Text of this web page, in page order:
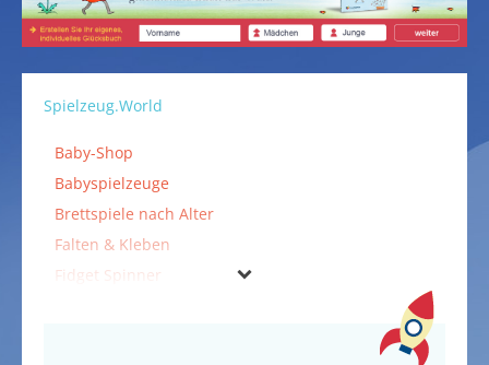
Spielzeug.World
Baby-Shop
Babyspielzeuge
Brettspiele nach Alter
Falten & Kleben
Fidget Spinner